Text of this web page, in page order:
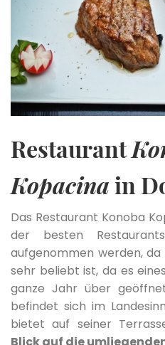
Restaurant
Kopacinain
Das Restaurant Konoba
der besten
aufgenommen werden, da
sehr beliebt ist, da es
ganze Jahr über
befindet sich im
bietet auf seiner